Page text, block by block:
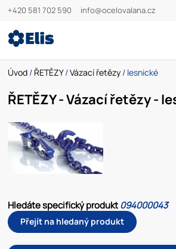
+420 581 702 590 info@ocelovalana.cz
Úvod / ŘETĚZY/Vázací řetězy / lesnické
ŘETĚZY - Vázací řetězy -
Hledáte specifický produkt094000043
Přejít na hledaný produkt